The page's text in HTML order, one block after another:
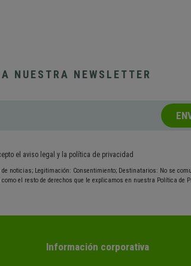
NUESTRA NEWSLETTER
el aviso legal y la política de privacidad
noticias; Legitimación: Consentimiento; Destinatarios: No se
el resto de derechos que le explicamos en nuestra Política de
Información corporativa